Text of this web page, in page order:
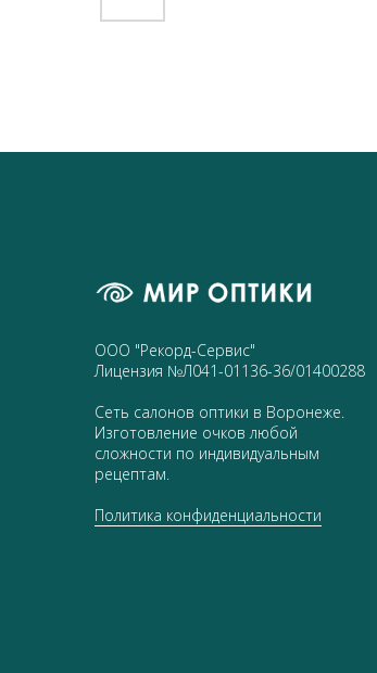
ООО "Рекорд-Сервис"
Лицензия №Л041-01136-36/01400288
Сеть салонов оптики в Воронеже.
Изготовление очков любой
сложности по индивидуальным
рецептам.
Политика конфиденциальности